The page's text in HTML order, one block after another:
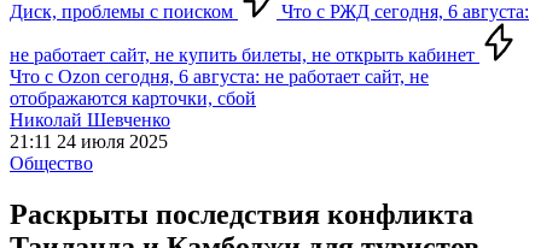
Диск, проблемы с поиском Что с РЖД сегодня, 6 августа:
не работает сайт, не купить билеты, не открыть кабинет
Что с Ozon сегодня, 6 августа: не работает сайт, не
отображаются карточки, сбой
Николай Шевченко
21:11 24 июля 2025
Общество
Раскрыты последствия конфликта